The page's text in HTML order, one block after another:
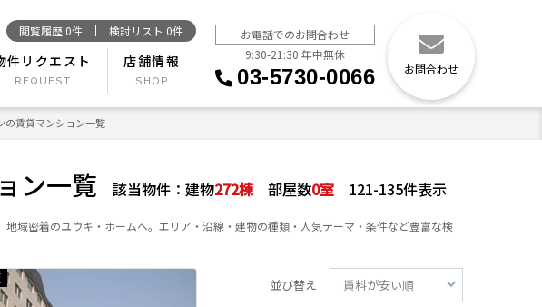
閲覧履歴 0件 検討リスト 0件
件リクエスト 店舗情報
お電話でのお問合わせ
9:30-21:30 年中無休
03-5730-0066 お問合わせ
の賃貸マンション一覧
ン一覧 該当物件： 建物272棟部屋数0室 121-135件表示
域密着のユウキ・ホームへ。エリア・沿線・建物の種類・人気テーマ・条件など豊富な検
並び替え